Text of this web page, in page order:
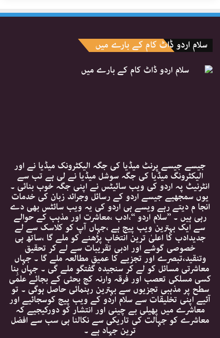
سلام اردو ڈاٹ کام کے بارے میں
جیسے جیسے پرنٹ میڈیا کی جگہ الیکٹرونک میڈیا نے اور
الیکٹرونگ میڈیا کی جگہ سوشل میڈیا نے لی ہے تب سے
انٹرنیٹ پہ اردو کی ویب سائیٹس نے اپنی جگہ خوب بنائی ۔
یوں سمجھیے جیسے اردو کے رسائل وجرائد زبان کی خدمات
انجا م دیتے رہے ویسے ہی اردو کی یہ ویب سائٹس بھی دے
رہی ہیں ۔ ’’سلام اردو ‘‘،ادب ،معاشرت اور مذہب کے حوالے
سے ایک بہترین ویب پیج ہے ،جہاں آپ کو کلاسک سے لے
جدیدادب کا اعلیٰ ترین انتخاب پڑھنے کو ملے گا ،ساتھ ہی
خصوصی گوشے اور ادبی تقریبات سے لے کر تحقیق
وتنقید،تبصرے اور تجزیے کا عمیق مطالعہ ملے گا ۔ جہاں
معاشرتی مسائل کو لے کر سنجیدہ گفتگو ملے گی ۔ جہاں بِنا
کسی مسلکی تعصب اور فرقہ وارنہ کج بحثی کے بجائے علمی
سطح پر مذہبی تجزیوں سے بہترین رہنمائی حاصل ہوگی ۔ تو
آئیے اپنی تخلیقات سے سلام اردو کے ویب پیج کوسجائیے اور
معاشرے میں پھیلی بے چینی اور انتشار کو دورکیجیے کہ
معاشرے کو جہالت کی تاریکی سے نکالنا ہی سب سے افضل
ترین جہاد ہے ۔